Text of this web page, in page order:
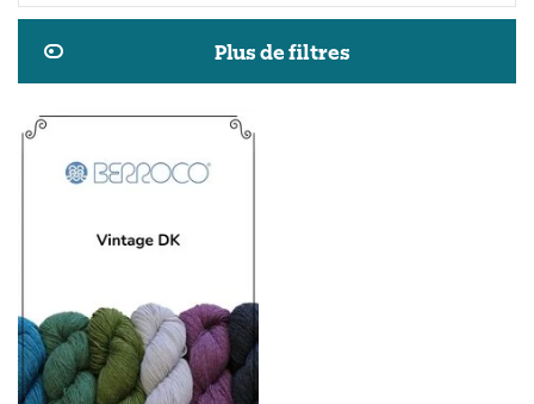
Plus de filtres